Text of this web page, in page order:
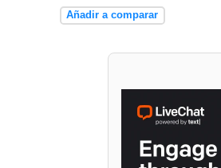
Añadir a comparar